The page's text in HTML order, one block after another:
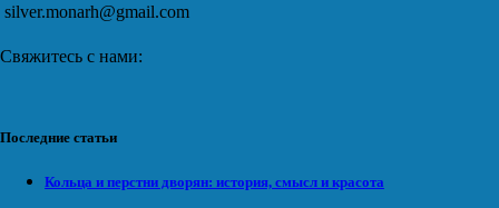
silver.monarh@gmail.com
Свяжитесь с нами:
Последние статьи
Кольца и перстни дворян: история, смысл и красота